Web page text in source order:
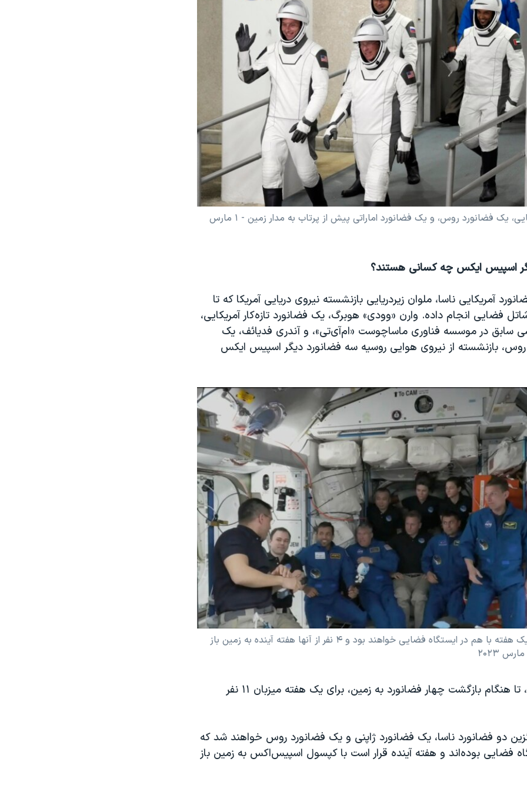
دو فضانورد آمریکایی، یک فضانورد روس، و یک فضانورد اماراتی پیش از پرتاب به مدار زمین - ۱ مارس
اسپیس ایکس چه کسانی هستند؟
آمریکایی ناسا، ملوان زیردریایی بازنشسته نیروی دریایی آمریکا که تا
فضایی انجام داده. وارن «وودی» هوبرگ، یک فضانورد تازه‌کار آمریکایی،
سابق در موسسه فناوری ماساچوست «ام‌آی‌تی»، و آندری فدیائف، یک
روس، بازنشسته از نیروی هوایی روسیه سه فضانورد دیگر اسپیس ایکس
یازده فضانورد تا یک هفته با هم در ایستگاه فضایی خواهند بود و ۴ نفر از آنها هفته آینده به زمین باز
ایستگاه فضایی، تا هنگام بازگشت چهار فضانورد به زمین، برای یک هفته میزبان ۱۱ نفر
دو فضانورد ناسا، یک فضانورد ژاپنی و یک فضانورد روس خواهند شد که
فضایی بوده‌اند و هفته آینده قرار است با کپسول اسپیس‌اکس به زمین باز